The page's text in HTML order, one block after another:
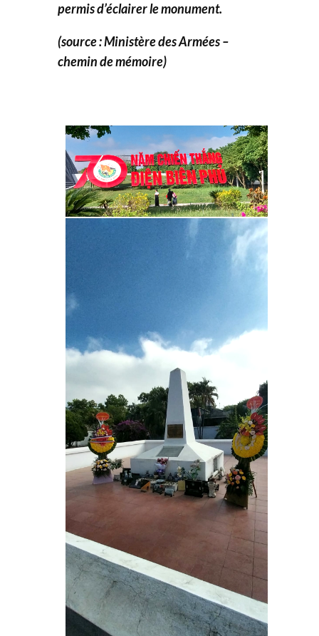
permis d’éclairer le monument.
(source : Ministère des Armées –
chemin de mémoire)